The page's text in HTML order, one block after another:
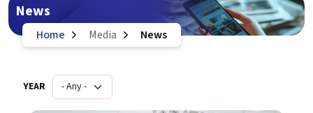
News
Home Media News
YEAR